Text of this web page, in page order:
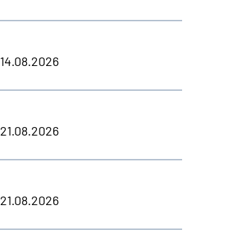
14.08.2026
21.08.2026
21.08.2026